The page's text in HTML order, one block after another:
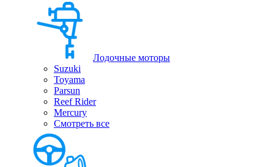
Лодочные моторы
Suzuki
Toyama
Parsun
Reef Rider
Mercury
Смотреть все